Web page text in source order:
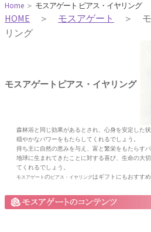
Home ＞ モスアゲート ピアス・イヤリング
HOME ＞ モスアゲート
＞ モ
リング
モスアゲートピアス・イヤリング
森林浴と同じ効果があるとされ、心身を安定した
穏やかなパワーをもたらしてくれるでしょう。
持ち主に自然の恵みを与え、富と繁栄をもたらすパ
地球に生まれてきたことに対する喜び、生命の大
てくれるでしょう。
モスアゲートのピアス・イヤリングはギフトにもおすすめ